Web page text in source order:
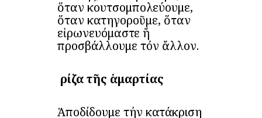
ὅταν κουτσομπολεύουμε,
ὅταν κατηγοροῦμε, ὅταν
εἰρωνευόμαστε ἤ
προσβάλλουμε τόν ἄλλον.
Ἡ ρίζα τῆς ἁμαρτίας
Ἀποδίδουμε τήν κατάκριση